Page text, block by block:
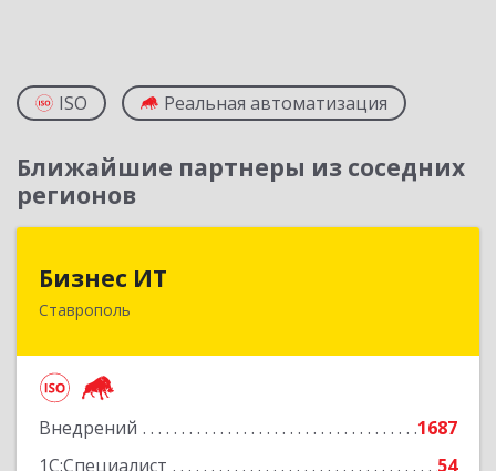
ISO Реальная автоматизация
Ближайшие партнеры из соседних
регионов
Бизнес ИТ
Ставрополь
Внедрений
1687
1С:Специалист
54
355035, Ставропольский край, Ставрополь г, 1